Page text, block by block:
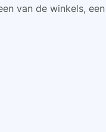
van de winkels,